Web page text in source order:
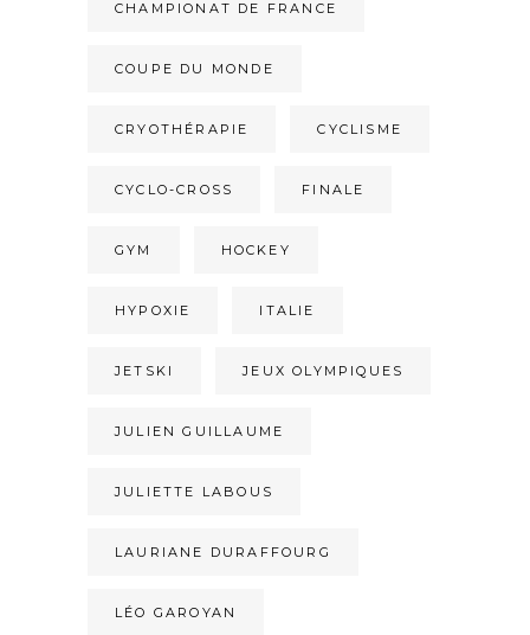
CHAMPIONAT DE FRANCE
COUPE DU MONDE
CRYOTHÉRAPIE CYCLISME
CYCLO-CROSS FINALE
GYM HOCKEY
HYPOXIE ITALIE
JETSKI JEUX OLYMPIQUES
JULIEN GUILLAUME
JULIETTE LABOUS
LAURIANE DURAFFOURG
LÉO GAROYAN